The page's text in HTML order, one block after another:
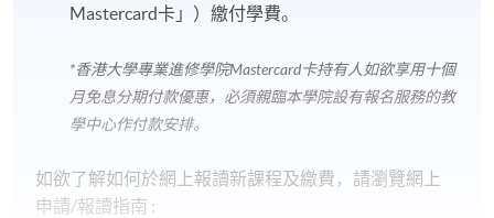
Mastercard卡」）繳付學費。
*香港大學專業進修學院Mastercard卡持有人如欲享用十個
月免息分期付款優惠，必須親臨本學院設有報名服務的教
學中心作付款安排。
如欲了解如何於網上報讀新課程及繳費，請瀏覽網上
申請/報讀指南 :